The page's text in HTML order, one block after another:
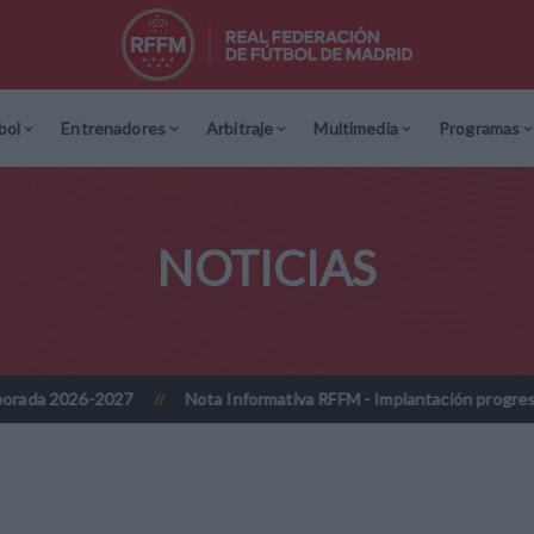
Entrenadores Arbitraje Multimedia Programas
NOTICIAS
// Nota Informativa RFFM - Implantación progresiva de la firma